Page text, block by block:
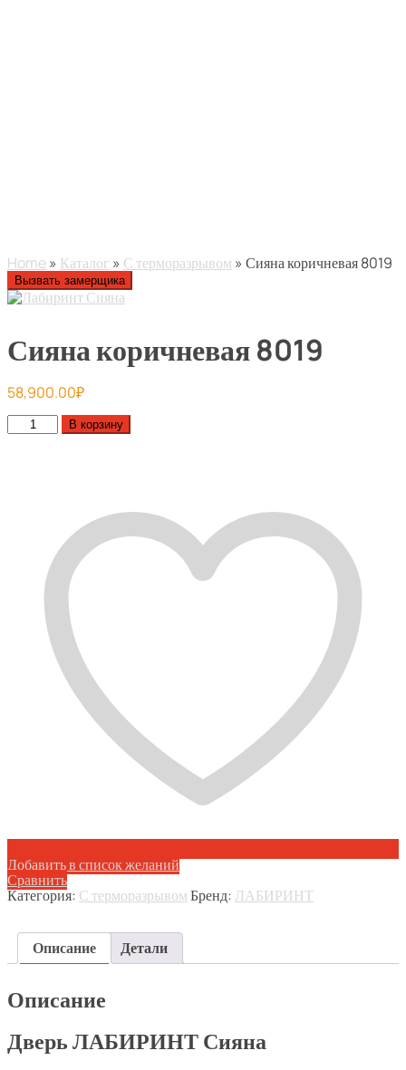
Home» Каталог » С терморазрывом » Сияна коричневая 8019
Вызвать замерщика
Сияна коричневая 8019
58,900.00₽
Количество
товара
В корзину
Добавить в список желаний
Сравнить
Категория: С терморазрывомБренд: ЛАБИРИНТ
Описание Детали
Описание
Дверь ЛАБИРИНТ Сияна